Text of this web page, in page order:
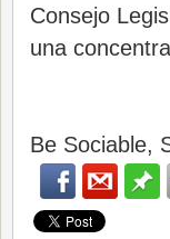
Consejo
una
Be Sociable,